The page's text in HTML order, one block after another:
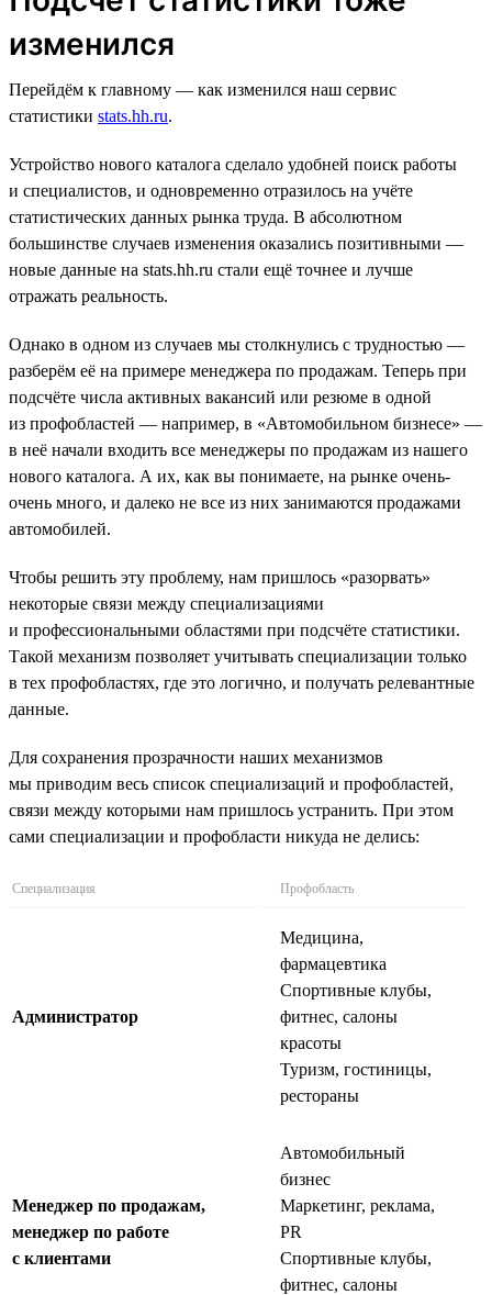
изменился
Перейдём к главному — как изменился наш сервис
статистики stats.hh.ru.
Устройство нового каталога сделало удобней поиск работы
и специалистов, и одновременно отразилось на учёте
статистических данных рынка труда. В абсолютном
большинстве случаев изменения оказались позитивными —
новые данные на stats.hh.ru стали ещё точнее и лучше
отражать реальность.
Однако в одном из случаев мы столкнулись с трудностью —
разберём её на примере менеджера по продажам. Теперь при
подсчёте числа активных вакансий или резюме в одной
из профобластей — например, в «Автомобильном бизнесе» —
в неё начали входить все менеджеры по продажам из нашего
нового каталога. А их, как вы понимаете, на рынке очень-
очень много, и далеко не все из них занимаются продажами
автомобилей.
Чтобы решить эту проблему, нам пришлось «разорвать»
некоторые связи между специализациями
и профессиональными областями при подсчёте статистики.
Такой механизм позволяет учитывать специализации только
в тех профобластях, где это логично, и получать релевантные
данные.
Для сохранения прозрачности наших механизмов
мы приводим весь список специализаций и профобластей,
связи между которыми нам пришлось устранить. При этом
сами специализации и профобласти никуда не делись:
Специализация Профобласть
Администратор
Медицина,
фармацевтика
Спортивные клубы,
фитнес, салоны
красоты
Туризм, гостиницы,
рестораны
Менеджер по продажам,
менеджер по работе
с клиентами
Автомобильный
бизнес
Маркетинг, реклама,
PR
Спортивные клубы,
фитнес, салоны